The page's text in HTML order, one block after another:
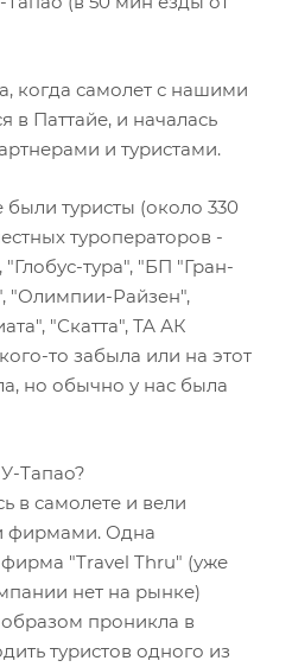
когда самолет с нашими
в Паттайе, и началась
и туристами.
туристы (около 330
туроператоров -
"Глобус-тура", "БП "Гран-
"Олимпии-Райзен",
"Скатта", ТА АК
то забыла или на этот
но обычно у нас была
Тапао?
в самолете и вели
фирмами. Одна
"Travel Thru" (уже
нет на рынке)
проникла в
туристов одного из